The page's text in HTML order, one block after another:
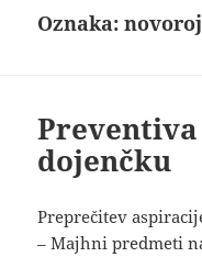
Oznaka:
dojenčku
Preprečitev
– Majhni predmeti